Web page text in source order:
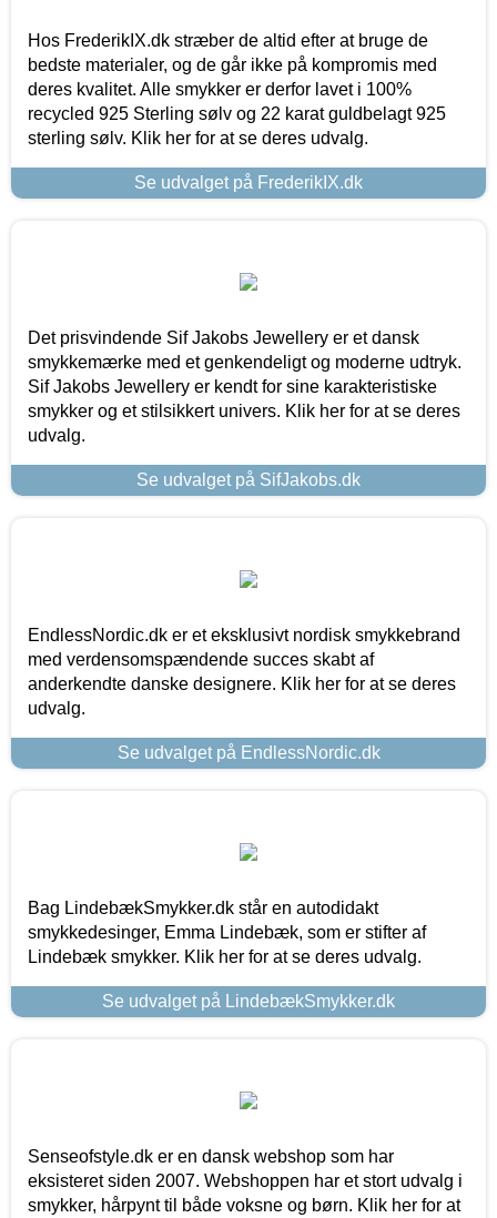
Hos FrederikIX.dk stræber de altid efter at bruge de
bedste materialer, og de går ikke på kompromis med
deres kvalitet. Alle smykker er derfor lavet i 100%
recycled 925 Sterling sølv og 22 karat guldbelagt 925
sterling sølv. Klik her for at se deres udvalg.
Se udvalget på FrederikIX.dk
Det prisvindende Sif Jakobs Jewellery er et dansk
smykkemærke med et genkendeligt og moderne udtryk.
Sif Jakobs Jewellery er kendt for sine karakteristiske
smykker og et stilsikkert univers. Klik her for at se deres
udvalg.
Se udvalget på SifJakobs.dk
EndlessNordic.dk er et eksklusivt nordisk smykkebrand
med verdensomspændende succes skabt af
anderkendte danske designere. Klik her for at se deres
udvalg.
Se udvalget på EndlessNordic.dk
Bag LindebækSmykker.dk står en autodidakt
smykkedesinger, Emma Lindebæk, som er stifter af
Lindebæk smykker. Klik her for at se deres udvalg.
Se udvalget på LindebækSmykker.dk
Senseofstyle.dk er en dansk webshop som har
eksisteret siden 2007. Webshoppen har et stort udvalg i
smykker, hårpynt til både voksne og børn. Klik her for at